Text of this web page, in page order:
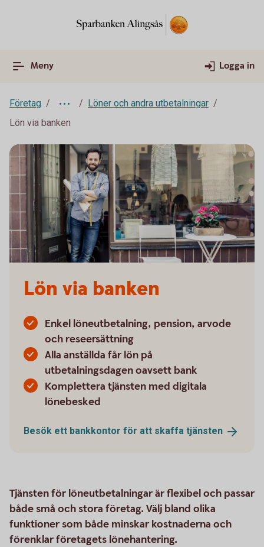
Meny Logga in
Företag
Löner och andra utbetalningar
Lön via banken
Lön via banken
Enkel löneutbetalning, pension, arvode
och reseersättning
Alla anställda får lön på
utbetalningsdagen oavsett bank
Komplettera tjänsten med digitala
lönebesked
Besök ett bankkontor för att skaffa tjänsten
Tjänsten för löneutbetalningar är flexibel och passar
både små och stora företag. Välj bland olika
funktioner som både minskar kostnaderna och
förenklar företagets lönehantering.